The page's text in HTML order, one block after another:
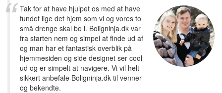
Tak for at have hjulpet os med at have
fundet lige det hjem som vi og vores to
små drenge skal bo i. Boligninja.dk var
fra starten nem og simpel at finde ud af
og man har et fantastisk overblik på
hjemmesiden og side designet ser cool
ud og er simpelt at navigere. Vi vil helt
sikkert anbefale Boligninja.dk til venner
og bekendte.